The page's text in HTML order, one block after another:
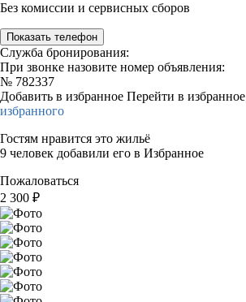
Без комиссии и сервисных сборов
Показать телефон
Служба бронирования:
При звонке назовите номер объявления:
№ 782337
Добавить в избранное Перейти в избранное
избранного
Гостям нравится это жильё
9 человек добавили его в Избранное
Пожаловаться
2 300 ₽